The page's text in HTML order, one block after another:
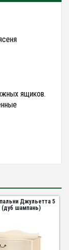
ящиков.
Джульетта 5
шампань)